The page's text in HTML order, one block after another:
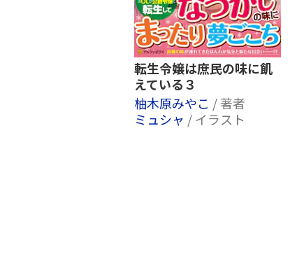
転生令嬢は庶民の味に飢
えている３
柚木原みやこ / 著者
ミュシャ / イラスト